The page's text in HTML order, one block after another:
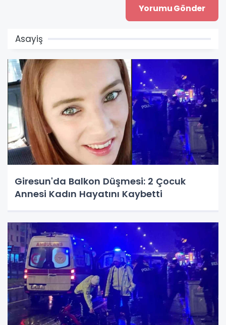
Asayiş
Giresun'da Balkon Düşmesi: 2 Çocuk
Annesi Kadın Hayatını Kaybetti